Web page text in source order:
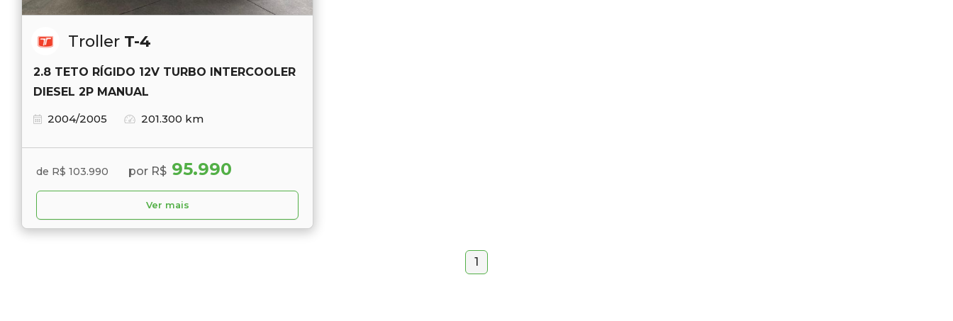
Troller T-4
2.8 TETO RÍGIDO 12V TURBO INTERCOOLER
DIESEL 2P MANUAL
2004/2005
201.300 km
de R$ 103.990 por R$ 95.990
Ver mais
1